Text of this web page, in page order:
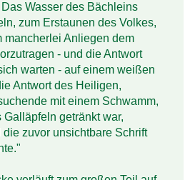
Wasser des Bächleins
zum Erstaunen des Volkes,
mancherlei Anliegen dem
- und die Antwort
warten - auf einem weißen
Antwort des Heiligen,
mit einem Schwamm,
Galläpfeln getränkt war,
zuvor unsichtbare Schrift